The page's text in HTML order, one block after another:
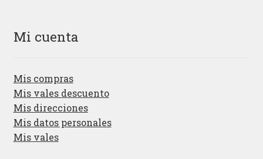
Mi cuenta
Mis compras
Mis vales descuento
Mis direcciones
Mis datos personales
Mis vales